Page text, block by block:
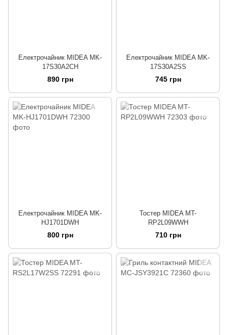
Електрочайник MIDEA MK-
17S30A2CH
890 грн
Електрочайник MIDEA MK-
17S30A2SS
745 грн
Електрочайник MIDEA MK-
HJ1701DWH
800 грн
Тостер MIDEA MT-
RP2L09WWH
710 грн